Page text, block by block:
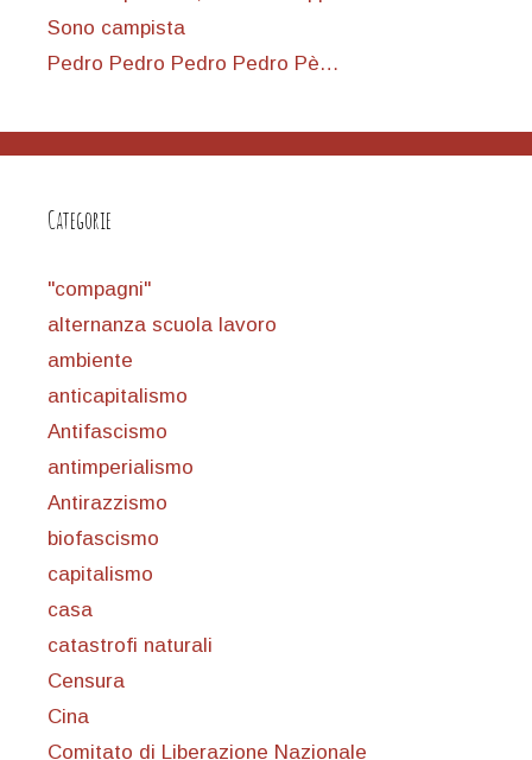
Sono campista
Pedro Pedro Pedro Pedro Pè…
Categorie
"compagni"
alternanza scuola lavoro
ambiente
anticapitalismo
Antifascismo
antimperialismo
Antirazzismo
biofascismo
capitalismo
casa
catastrofi naturali
Censura
Cina
Comitato di Liberazione Nazionale